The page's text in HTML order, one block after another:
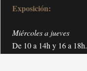
Exposición:
Miércoles a jueves
De 10 a 14h y 16 a 18h.